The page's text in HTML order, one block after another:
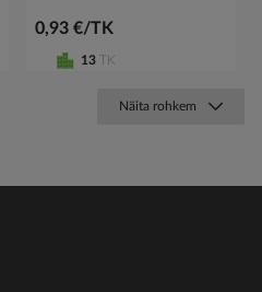
0,93 €/TK
13 TK
Näita rohkem